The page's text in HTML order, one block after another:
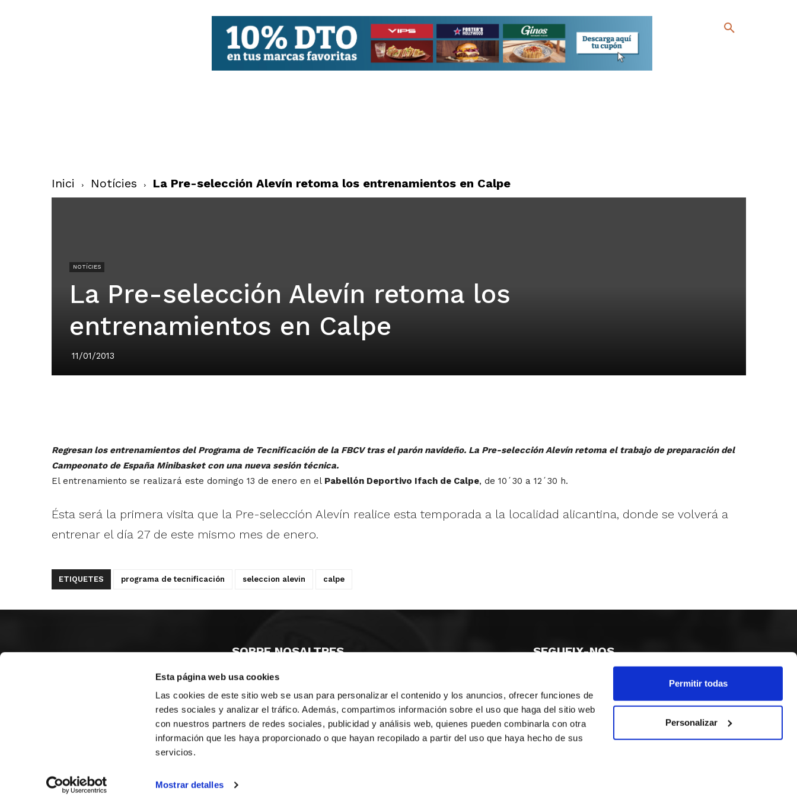
Esta página web usa cookies
Las cookies de este sitio web se usan para personalizar el contenido y los anuncios, ofrecer funciones de
redes sociales y analizar el tráfico. Además, compartimos información sobre el uso que haga del sitio web
con nuestros partners de redes sociales, publicidad y análisis web, quienes pueden combinarla con otra
información que les haya proporcionado o que hayan recopilado a partir del uso que haya hecho de sus
servicios.
Mostrar detalles
Permitir todas
Personalizar
Inici Notícies La Pre-selección Alevín retoma los entrenamientos en Calpe
NOTÍCIES
La Pre-selección Alevín retoma los
entrenamientos en Calpe
11/01/2013
Regresan los entrenamientos del Programa de Tecnificación de la FBCV tras el parón navideño. La Pre-selección Alevín retoma el trabajo de preparación del
Campeonato de España Minibasket con una nueva sesión técnica.
El entrenamiento se realizará este domingo 13 de enero en el Pabellón Deportivo Ifach de Calpe, de 10´30 a 12´30 h.
Ésta será la primera visita que la Pre-selección Alevín realice esta temporada a la localidad alicantina, donde se volverá a
entrenar el día 27 de este mismo mes de enero.
ETIQUETES programa de tecnificación seleccion alevin calpe
SOBRE NOSALTRES
CASTELLÓ
VALÈNCIA
MONESTIR DE POBLET 14 1ª 3º
ALACANT
CIUDAD DE MATANZAS 12
fbcv@fbcv.es
SEGUEIX-NOS
© FEDERACIÓN BALONCESTO COMUNIDAD VALENCIANA